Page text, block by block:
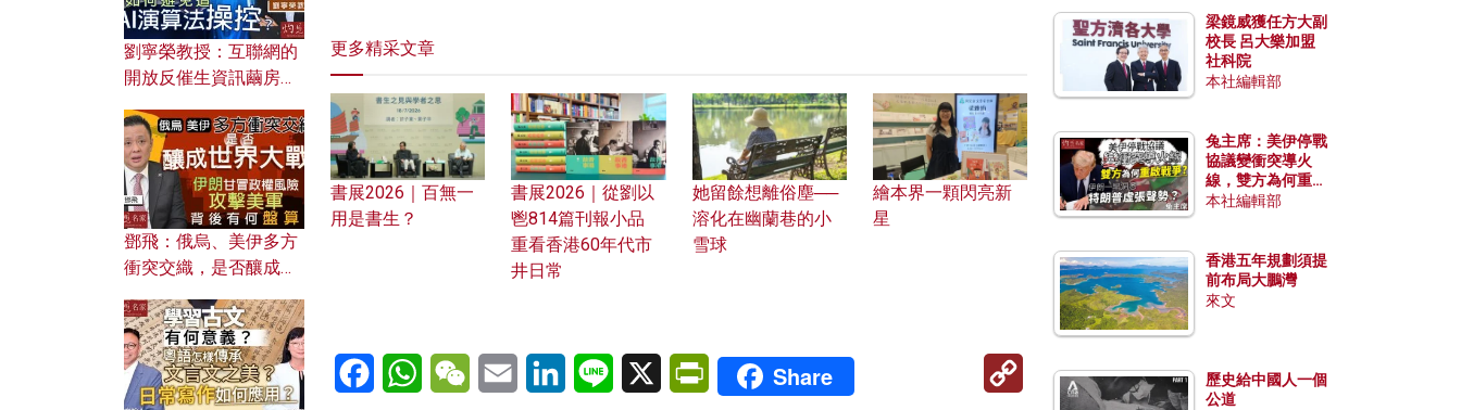
更多精采文章
書展2026｜百無一
用是書生？
書展2026｜從劉以
鬯814篇刊報小品
重看香港60年代市
井日常
她留餘想離俗塵──
溶化在幽蘭巷的小
雪球
繪本界一顆閃亮新
星
FacebookWhatsAppWeChatEmail LinkedInLine X PrintFriendly
Share
Link
劉寧榮教授：互聯網的
開放反催生資訊繭房，
何避免遭AI演算法操
控？
鄧飛：俄烏、美伊多方
衝突交織，是否釀成世
風險攻擊美軍，背後有
何盤算？
梁鏡威獲任方大副
校長 呂大樂加盟
社科院
本社編輯部
兔主席：美伊停戰
協議變衝突導火
線，雙方為何重啟
戰爭？伊朗一早洞
本社編輯部
香港五年規劃須提
前布局大鵬灣
來文
歷史給中國人一個
公道